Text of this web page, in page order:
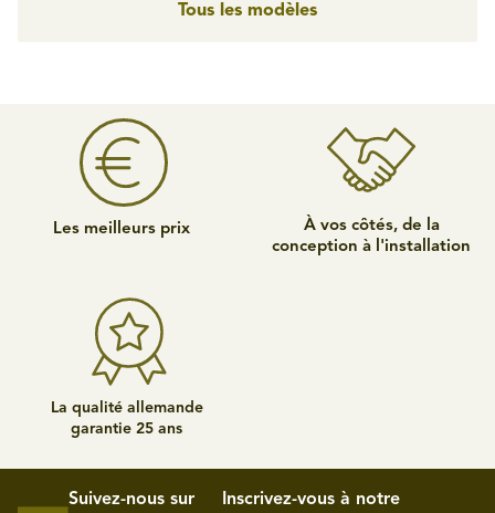
Tous les modèles
Les meilleurs prix
À vos côtés, de la
conception à l'installation
La qualité allemande
garantie 25 ans
Suivez-nous sur
Inscrivez-vous à notre